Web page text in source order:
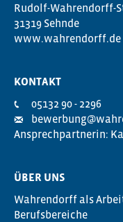
Rudolf-Wahrendorff-
31319 Sehnde
www.wahrendorff.de
KONTAKT
05132 90 - 2296
Ansprechpartnerin:
ÜBER UNS
Wahrendorff als
Berufsbereiche